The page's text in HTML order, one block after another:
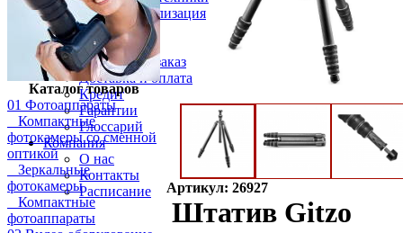
Выкуп и реализация
Покупателям
Акции
Как сделать заказ
Доставка и оплата
Кредит
Гарантии
Глоссарий
Компания
О нас
Контакты
Расписание
Каталог товаров
01 Фотоаппараты
Компактные
фотокамеры со сменной
оптикой
Зеркальные
фотокамеры
Компактные
фотоаппараты
Артикул: 26927
Штатив Gitzo